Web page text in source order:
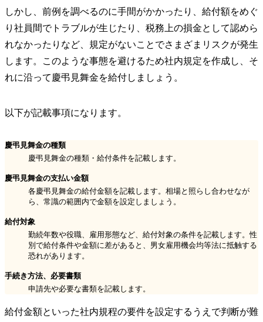
しかし、前例を調べるのに手間がかかったり、給付額をめぐ
り社員間でトラブルが生じたり、税務上の損金として認めら
れなかったりなど、規定がないことでさまざまリスクが発生
します。このような事態を避けるため社内規定を作成し、そ
れに沿って慶弔見舞金を給付しましょう。
以下が記載事項になります。
慶弔見舞金の種類
慶弔見舞金の種類・給付条件を記載します。
慶弔見舞金の支払い金額
各慶弔見舞金の給付金額を記載します。相場と照らし合わせなが
ら、常識の範囲内で金額を設定しましょう。
給付対象
勤続年数や役職、雇用形態など、給付対象の条件を記載します。性
別で給付条件や金額に差があると、男女雇用機会均等法に抵触する
恐れがあります。
手続き方法、必要書類
申請先や必要な書類を記載します。
給付金額といった社内規程の要件を設定するうえで判断が難